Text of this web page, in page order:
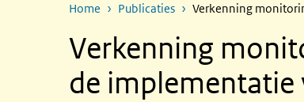
Home Publicaties Verkenning
Verkenning
de